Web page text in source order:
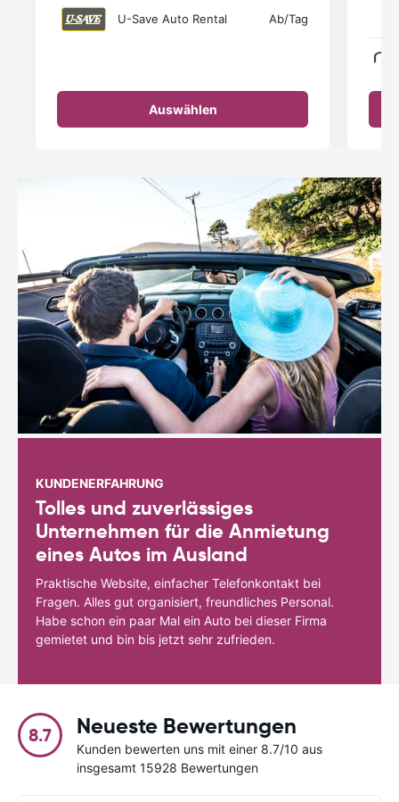
U-Save Auto Rental Ab/Tag
Auswählen
KUNDENERFAHRUNG
Tolles und zuverlässiges
Unternehmen für die Anmietung
eines Autos im Ausland
Praktische Website, einfacher Telefonkontakt bei
Fragen. Alles gut organisiert, freundliches Personal.
Habe schon ein paar Mal ein Auto bei dieser Firma
gemietet und bin bis jetzt sehr zufrieden.
8.7 Neueste Bewertungen
Kunden bewerten uns mit einer 8.7/10 aus
insgesamt 15928 Bewertungen